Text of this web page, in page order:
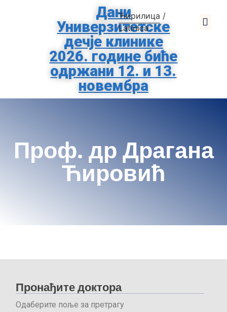
Ћирилица /
Latinica
Дани
Универзитетске
дечје клинике
2026. године биће
одржани 12. и 13.
новембра
Проф. др Драгана
Ћировић
Пронађите доктора
Одаберите поље за претрагу